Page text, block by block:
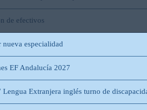
de efectivos
nueva especialidad
EF Andalucía 2027
Lengua Extranjera inglés turno de